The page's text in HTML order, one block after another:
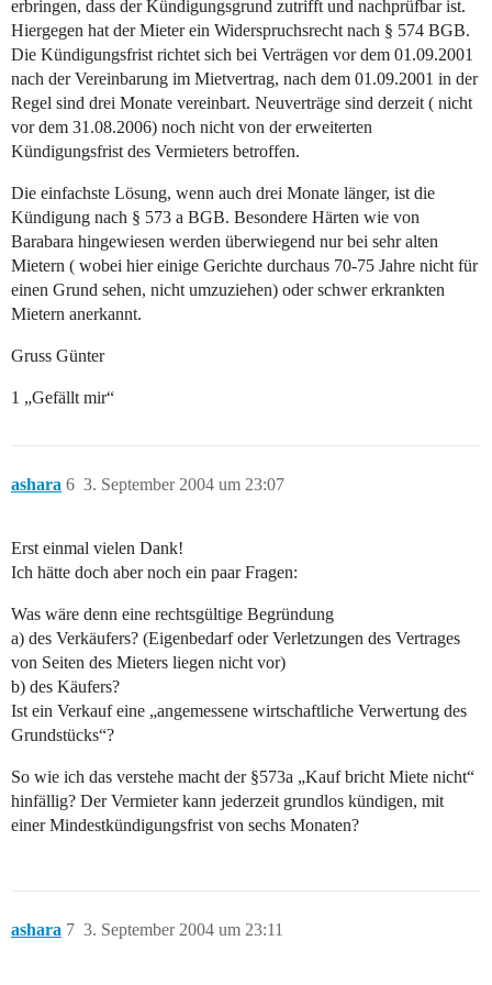
erbringen, dass der Kündigungsgrund zutrifft und nachprüfbar ist.
Hiergegen hat der Mieter ein Widerspruchsrecht nach § 574 BGB.
Die Kündigungsfrist richtet sich bei Verträgen vor dem 01.09.2001
nach der Vereinbarung im Mietvertrag, nach dem 01.09.2001 in der
Regel sind drei Monate vereinbart. Neuverträge sind derzeit ( nicht
vor dem 31.08.2006) noch nicht von der erweiterten
Kündigungsfrist des Vermieters betroffen.
Die einfachste Lösung, wenn auch drei Monate länger, ist die
Kündigung nach § 573 a BGB. Besondere Härten wie von
Barabara hingewiesen werden überwiegend nur bei sehr alten
Mietern ( wobei hier einige Gerichte durchaus 70-75 Jahre nicht für
einen Grund sehen, nicht umzuziehen) oder schwer erkrankten
Mietern anerkannt.
Gruss Günter
1 „Gefällt mir“
ashara 3. September 2004 um 23:07
6
Erst einmal vielen Dank!
Ich hätte doch aber noch ein paar Fragen:
Was wäre denn eine rechtsgültige Begründung
a) des Verkäufers? (Eigenbedarf oder Verletzungen des Vertrages
von Seiten des Mieters liegen nicht vor)
b) des Käufers?
Ist ein Verkauf eine „angemessene wirtschaftliche Verwertung des
Grundstücks“?
So wie ich das verstehe macht der §573a „Kauf bricht Miete nicht“
hinfällig? Der Vermieter kann jederzeit grundlos kündigen, mit
einer Mindestkündigungsfrist von sechs Monaten?
ashara 3. September 2004 um 23:11
7